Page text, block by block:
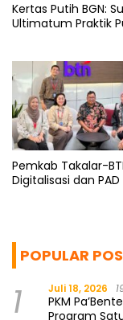
Kertas Putih BGN:
Ultimatum Praktik
Pemkab Takalar-
Digitalisasi dan PAD
POPULAR
1 Juli 18, 2026
PKM
Program